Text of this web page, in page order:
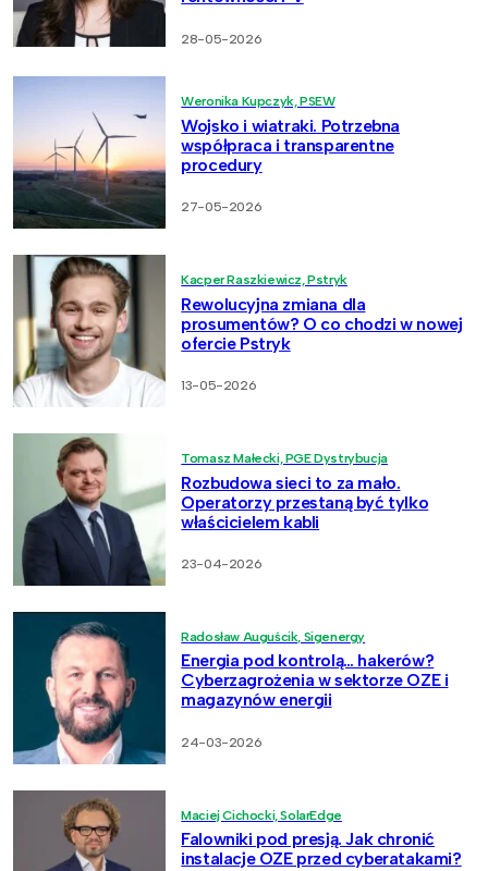
28-05-2026
Weronika Kupczyk, PSEW
Wojsko i wiatraki. Potrzebna
współpraca i transparentne
procedury
27-05-2026
Kacper Raszkiewicz, Pstryk
Rewolucyjna zmiana dla
prosumentów? O co chodzi w nowej
ofercie Pstryk
13-05-2026
Tomasz Małecki, PGE Dystrybucja
Rozbudowa sieci to za mało.
Operatorzy przestaną być tylko
właścicielem kabli
23-04-2026
Radosław Auguścik, Sigenergy
Energia pod kontrolą… hakerów?
Cyberzagrożenia w sektorze OZE i
magazynów energii
24-03-2026
Maciej Cichocki, SolarEdge
Falowniki pod presją. Jak chronić
instalacje OZE przed cyberatakami?